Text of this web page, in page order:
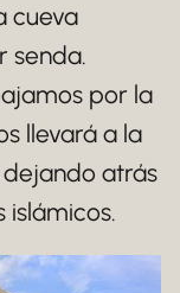
cueva
senda.
por la
llevará a la
dejando atrás
islámicos.